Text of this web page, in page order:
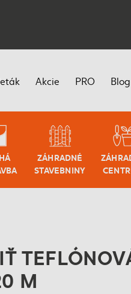
Akcie PRO Blog
ZÁHRADNÉ
STAVEBNINY
M